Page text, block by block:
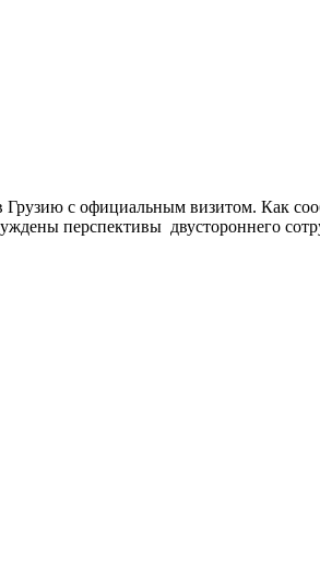
с официальным визитом. Как
перспективы двустороннего